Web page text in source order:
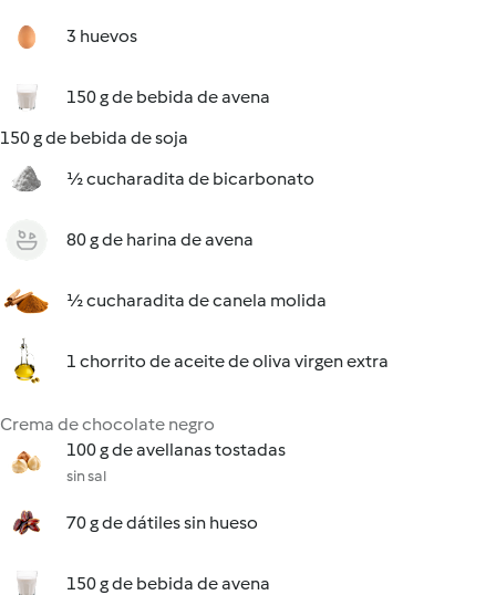
3 huevos
150 g de bebida de avena
150 g de bebida de soja
½ cucharadita de bicarbonato
80 g de harina de avena
½ cucharadita de canela molida
1 chorrito de aceite de oliva virgen extra
Crema de chocolate negro
100 g de avellanas tostadas
sin sal
70 g de dátiles sin hueso
150 g de bebida de avena